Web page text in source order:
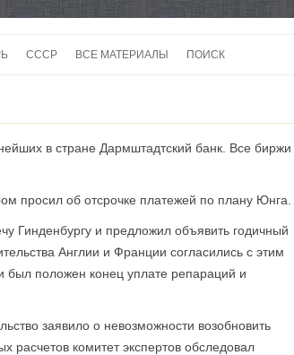
СССР
ВОЙНЫ
ВСЕ МАТЕРИАЛЫ ПОИСК
в стране Дармштадтский банк. Все биржи
просил об отсрочке платежей по плану Юнга.
Гинденбургу и предложил объявить годичный
Англии и Франции согласились с этим
положен конец уплате репараций и
заявило о невозможности возобновить
комитет экспертов обследовал